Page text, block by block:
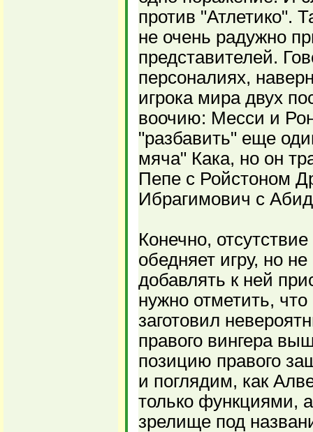
против "Атлетико".
не очень радужно
представителей.
персоналиях,
игрока мира двух
воочию: Месси и
"разбавить" еще
мяча" Кака, но он
Пепе с Ройстоном
Ибрагимович с
Конечно,
обедняет игру, но
добавлять к ней
нужно отметить,
заготовил
правого вингера
позицию правого
и поглядим, как
только функциями,
зрелище под